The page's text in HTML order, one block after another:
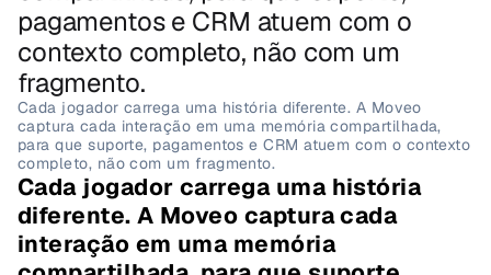
pagamentos e CRM atuem com o
contexto completo, não com um
fragmento.
Cada jogador carrega uma história diferente. A Moveo
captura cada interação em uma memória compartilhada,
para que suporte, pagamentos e CRM atuem com o contexto
completo, não com um fragmento.
Cada jogador carrega uma história
diferente. A Moveo captura cada
interação em uma memória